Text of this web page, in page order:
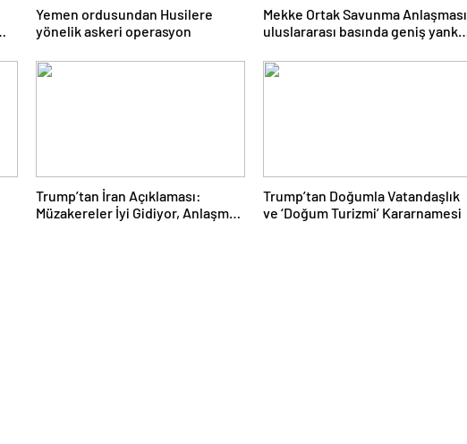
Yemen ordusundan Husilere
yönelik askeri operasyon
Mekke Ortak Savunma Anlaşması
uluslararası basında geniş yankı
Trump’tan İran Açıklaması:
Müzakereler İyi Gidiyor, Anlaşma
Trump’tan Doğumla Vatandaşlık
ve ‘Doğum Turizmi’ Kararnamesi